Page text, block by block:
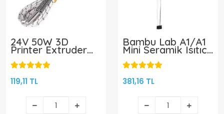
24V 50W 3D
Printer Extruder
Isıtıcı Fişek -
Creality Uyumlu
119,11 TL
Bambu Lab A1/A1
Mini Seramik Isıtıcı
ve Sıcaklık
Sensörü- 24V 50W
381,16 TL